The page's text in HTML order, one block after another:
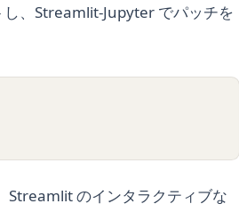
、Streamlit-Jupyter でパッチを
Streamlit のインタラクティブな